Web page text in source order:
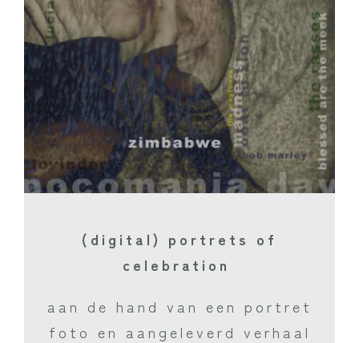
(digital) portrets of
celebration
aan de hand van een portret
foto en aangeleverd verhaal